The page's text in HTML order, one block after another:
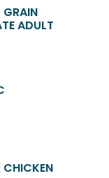
ADULT
CHICKEN